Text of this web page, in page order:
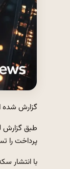
گزارش شده
پرداخت را
با انتشار